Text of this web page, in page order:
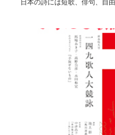
日本の詩には短歌、俳句、自